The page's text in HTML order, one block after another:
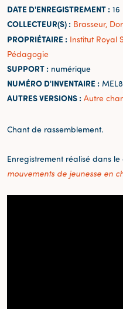
DATE D'ENREGISTREMENT : 16
COLLECTEUR(S) : Brasseur,
PROPRIÉTAIRE : Institut Royal
Pédagogie
SUPPORT : numérique
NUMÉRO D'INVENTAIRE :
AUTRES VERSIONS : Autre
Chant de rassemblement.
Enregistrement réalisé dans
mouvements de jeunesse en